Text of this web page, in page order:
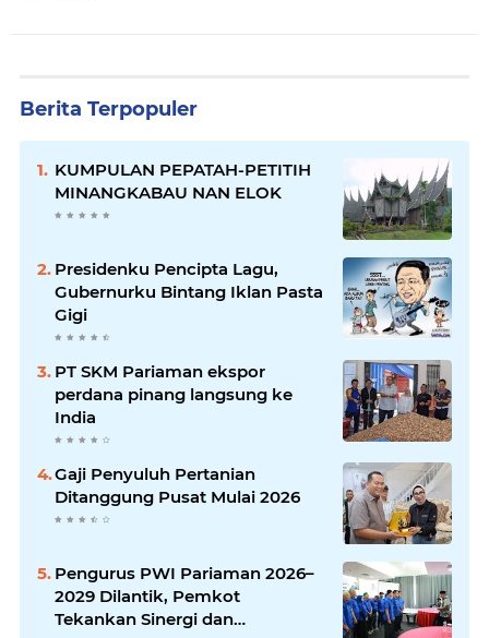
Berita Terpopuler
KUMPULAN PEPATAH-PETITIH
MINANGKABAU NAN ELOK
Presidenku Pencipta Lagu,
Gubernurku Bintang Iklan Pasta
Gigi
PT SKM Pariaman ekspor
perdana pinang langsung ke
India
Gaji Penyuluh Pertanian
Ditanggung Pusat Mulai 2026
Pengurus PWI Pariaman 2026–
2029 Dilantik, Pemkot
Tekankan Sinergi dan